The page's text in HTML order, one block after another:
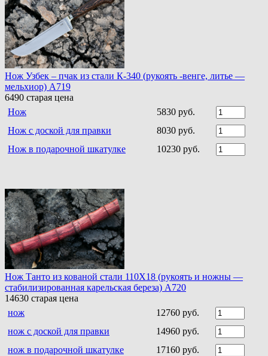
Нож Узбек – пчак из стали К-340 (рукоять -венге, литье —
мельхиор) A719
6490 старая цена
Нож
5830 руб.
Нож с доской для правки
8030 руб.
Нож в подарочной шкатулке
10230 руб.
Нож Танто из кованой стали 110Х18 (рукоять и ножны —
стабилизированная карельская береза) A720
14630 старая цена
нож
12760 руб.
нож с доской для правки
14960 руб.
нож в подарочной шкатулке
17160 руб.